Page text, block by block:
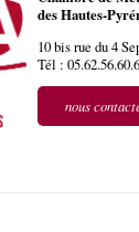
des Hautes-
10 bis rue du 4
Tél :
nous